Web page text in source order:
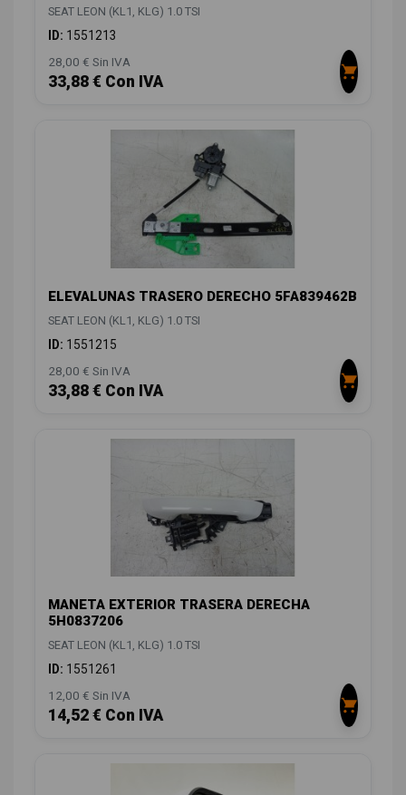
SEAT LEON (KL1, KLG) 1.0 TSI
ID: 1551213
28,00 € Sin IVA
33,88 € Con IVA
ELEVALUNAS TRASERO DERECHO 5FA839462B
SEAT LEON (KL1, KLG) 1.0 TSI
ID: 1551215
28,00 € Sin IVA
33,88 € Con IVA
MANETA EXTERIOR TRASERA DERECHA
5H0837206
SEAT LEON (KL1, KLG) 1.0 TSI
ID: 1551261
12,00 € Sin IVA
14,52 € Con IVA